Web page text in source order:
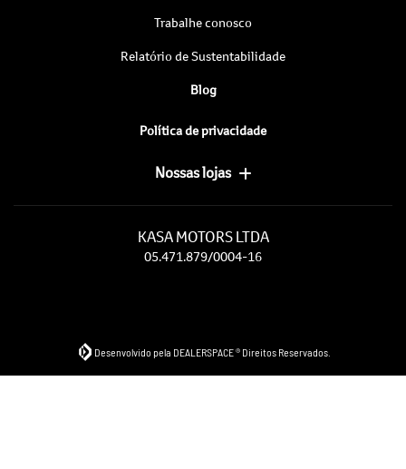
Trabalhe conosco
Relatório de Sustentabilidade
Blog
Política de privacidade
Nossas lojas
KASA MOTORS LTDA
05.471.879/0004-16
Desenvolvido pela DEALERSPACE ® Direitos Reservados.